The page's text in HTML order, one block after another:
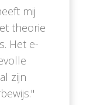
mij
theorie
Het e-
zijn